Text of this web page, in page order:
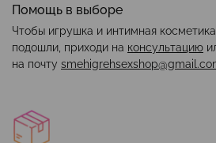
Помощь в выборе
Чтобы игрушка и интимная
подошли, приходи на консультацию
на почту